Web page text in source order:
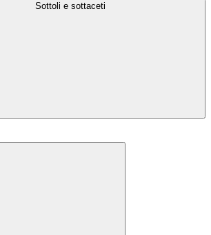
Sottoli e sottaceti